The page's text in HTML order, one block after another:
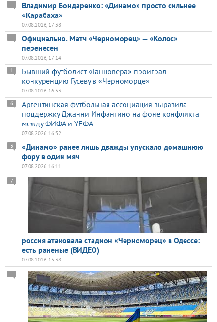
Владимир Бондаренко: «Динамо» просто сильнее
«Карабаха»
07.08.2026, 17:38
Официально. Матч «Черноморец» — «Колос»
перенесен
07.08.2026, 17:14
Бывший футболист «Ганновера» проиграл
конкуренцию Гусеву в «Черноморце»
1
07.08.2026, 16:53
Аргентинская футбольная ассоциация выразила
поддержку Джанни Инфантино на фоне конфликта
между ФИФА и УЕФА
6
07.08.2026, 16:32
«Динамо» ранее лишь дважды упускало домашнюю
фору в один мяч
3
07.08.2026, 16:11
россия атаковала стадион «Черноморец» в Одессе:
есть раненые (ВИДЕО)
7
07.08.2026, 15:38